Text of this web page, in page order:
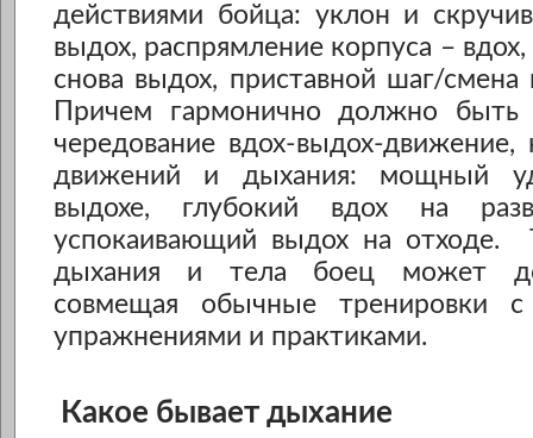
действиями бойца: уклон и
выдох, распрямление корпуса –
снова выдох, приставной шаг/смена
Причем гармонично должно быть
чередование вдох-выдох-
движений и дыхания: мощный
выдохе, глубокий вдох на
успокаивающий выдох на отходе.
дыхания и тела боец может
совмещая обычные тренировки с
упражнениями и практиками.
Какое бывает дыхание